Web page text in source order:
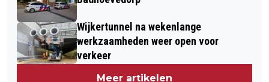
Wijkertunnel na wekenlange
werkzaamheden weer open voor
verkeer
Meer artikelen